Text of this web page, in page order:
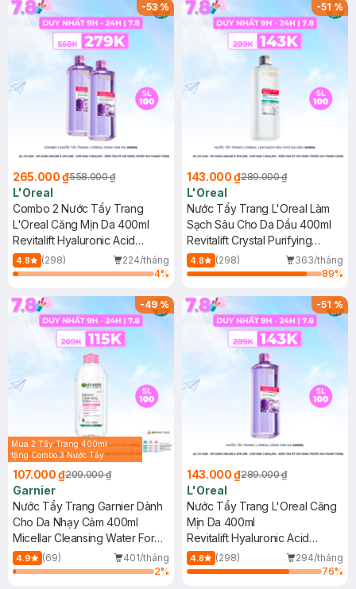
-53%
265.000 ₫558.000 ₫
L'Oreal
Combo 2 Nước Tẩy Trang
L'Oreal Căng Mịn Da 400ml
Revitalift Hyaluronic Acid
Hydrating Micellar Water
4.8 (298)
224/tháng
4%
-51%
143.000 ₫289.000 ₫
L'Oreal
Nước Tẩy Trang L'Oreal Làm
Sạch Sâu Cho Da Dầu 400ml
Revitalift Crystal Purifying
Micellar Water
4.8 (298)
363/tháng
89%
-49%
Mua 2 Tẩy Trang 400ml
tặng Combo 3 Nước Tẩy
Nhiên)
107.000 ₫209.000 ₫
Garnier
Nước Tẩy Trang Garnier Dành
Cho Da Nhạy Cảm 400ml
Micellar Cleansing Water For
Sensitive Skin
4.9 (69)
401/tháng
2%
-51%
143.000 ₫289.000 ₫
L'Oreal
Nước Tẩy Trang L'Oreal Căng
Mịn Da 400ml
Revitalift Hyaluronic Acid
Hydrating Micellar Water
4.8 (298)
294/tháng
76%